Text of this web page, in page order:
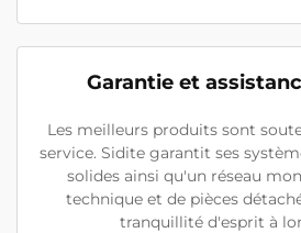
Garantie et
Les meilleurs produits sont
service. Sidite garantit ses
solides ainsi qu'un réseau
technique et de pièces
tranquillité d'esprit à